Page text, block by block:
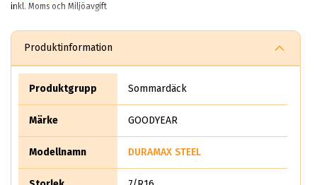
inkl. Moms och Miljöavgift
Produktinformation
Produktgrupp Sommardäck
Märke GOODYEAR
Modellnamn DURAMAX STEEL